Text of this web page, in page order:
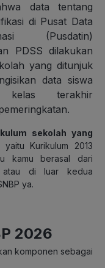
data tentang
di Pusat Data
(Pusdatin)
PDSS dilakukan
yang ditunjuk
data siswa
terakhir
sekolah yang
, yaitu Kurikulum 2013
kamu berasal dari
atau di luar kedua
ya.
2026
komponen sebagai